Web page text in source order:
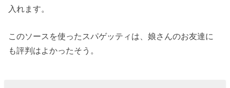
入れます。
このソースを使ったスパゲッティは、娘さんのお友達に
も評判はよかったそう。